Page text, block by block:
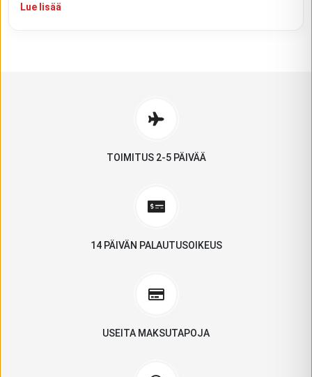
Lue lisää
TOIMITUS 2-5 PÄIVÄÄ
14 PÄIVÄN PALAUTUSOIKEUS
USEITA MAKSUTAPOJA